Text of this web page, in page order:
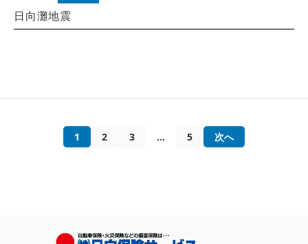
日向灘地震
投
ン
1 2 3 … 5 次へ